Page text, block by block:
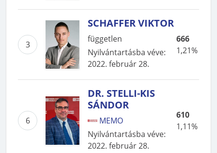
3
SCHAFFER VIKTOR
független
Nyilvántartásba véve:
2022. február 28.
666
1,21%
6
DR. STELLI-KIS
SÁNDOR
MEMO
Nyilvántartásba véve:
2022. február 28.
610
1,11%